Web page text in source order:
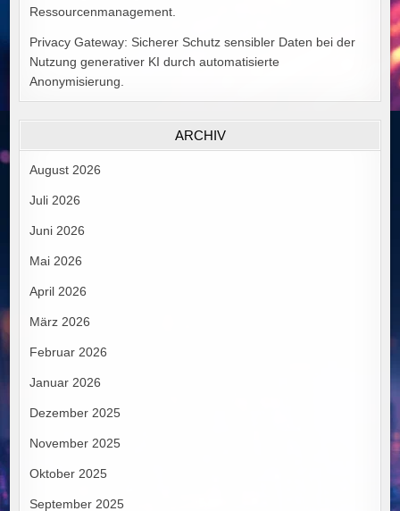
Ressourcenmanagement.
Privacy Gateway: Sicherer Schutz sensibler Daten bei der
Nutzung generativer KI durch automatisierte
Anonymisierung.
ARCHIV
August 2026
Juli 2026
Juni 2026
Mai 2026
April 2026
März 2026
Februar 2026
Januar 2026
Dezember 2025
November 2025
Oktober 2025
September 2025